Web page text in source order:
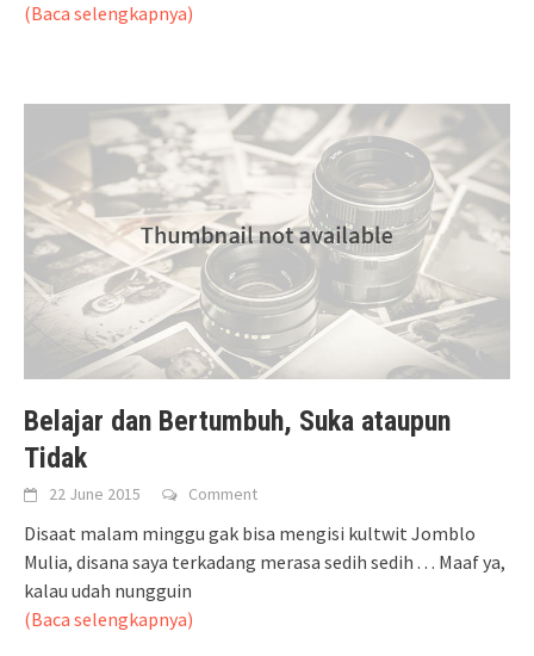
(Baca selengkapnya)
Belajar dan Bertumbuh, Suka ataupun
Tidak
22 June 2015 Comment
Disaat malam minggu gak bisa mengisi kultwit Jomblo
Mulia, disana saya terkadang merasa sedih sedih . . . Maaf ya,
kalau udah nungguin
(Baca selengkapnya)